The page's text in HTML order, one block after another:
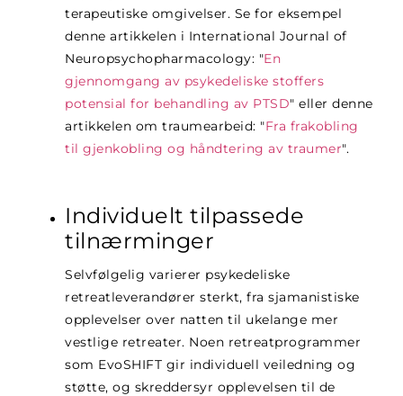
terapeutiske omgivelser. Se for eksempel
denne artikkelen i International Journal of
Neuropsychopharmacology: "En
gjennomgang av psykedeliske stoffers
potensial for behandling av PTSD" eller denne
artikkelen om traumearbeid: "Fra frakobling
til gjenkobling og håndtering av traumer".
Individuelt tilpassede
tilnærminger
Selvfølgelig varierer psykedeliske
retreatleverandører sterkt, fra sjamanistiske
opplevelser over natten til ukelange mer
vestlige retreater. Noen retreatprogrammer
som EvoSHIFT gir individuell veiledning og
støtte, og skreddersyr opplevelsen til de